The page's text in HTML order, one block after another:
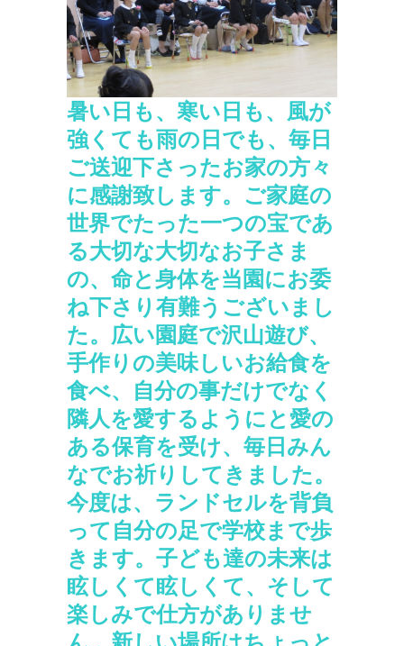
暑い日も、寒い日も、風が
強くても雨の日でも、毎日
ご送迎下さったお家の方々
に感謝致します。ご家庭の
世界でたった一つの宝であ
る大切な大切なお子さま
の、命と身体を当園にお委
ね下さり有難うございまし
た。広い園庭で沢山遊び、
手作りの美味しいお給食を
食べ、自分の事だけでなく
隣人を愛するようにと愛の
ある保育を受け、毎日みん
なでお祈りしてきました。
今度は、ランドセルを背負
って自分の足で学校まで歩
きます。子ども達の未来は
眩しくて眩しくて、そして
楽しみで仕方がありませ